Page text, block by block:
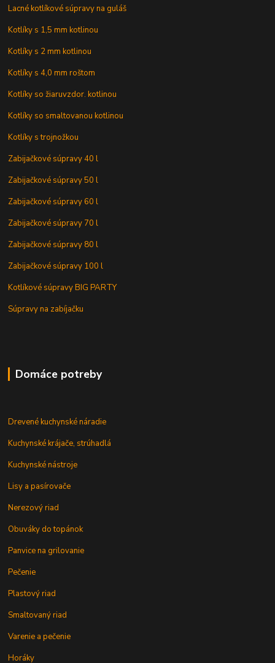
Lacné kotlíkové súpravy na guláš
Kotlíky s 1,5 mm kotlinou
Kotlíky s 2 mm kotlinou
Kotlíky s 4,0 mm roštom
Kotlíky so žiaruvzdor. kotlinou
Kotlíky so smaltovanou kotlinou
Kotlíky s trojnožkou
Zabijačkové súpravy 40 l
Zabijačkové súpravy 50 l
Zabijačkové súpravy 60 l
Zabijačkové súpravy 70 l
Zabijačkové súpravy 80 l
Zabijačkové súpravy 100 l
Kotlíkové súpravy BIG PARTY
Súpravy na zabíjačku
Domáce potreby
Drevené kuchynské náradie
Kuchynské krájače, strúhadlá
Kuchynské nástroje
Lisy a pasírovače
Nerezový riad
Obuváky do topánok
Panvice na grilovanie
Pečenie
Plastový riad
Smaltovaný riad
Varenie a pečenie
Horáky